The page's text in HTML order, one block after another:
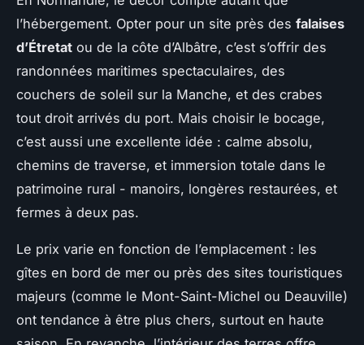
l’hébergement. Opter pour un site près des falaises
d’Étretat ou de la côte d’Albâtre, c’est s’offrir des
randonnées maritimes spectaculaires, des
couchers de soleil sur la Manche, et des crabes
tout droit arrivés du port. Mais choisir le bocage,
c’est aussi une excellente idée : calme absolu,
chemins de traverse, et immersion totale dans le
patrimoine rural - manoirs, longères restaurées, et
fermes à deux pas.
Le prix varie en fonction de l’emplacement : les
gîtes en bord de mer ou près des sites touristiques
majeurs (comme le Mont-Saint-Michel ou Deauville)
ont tendance à être plus chers, surtout en haute